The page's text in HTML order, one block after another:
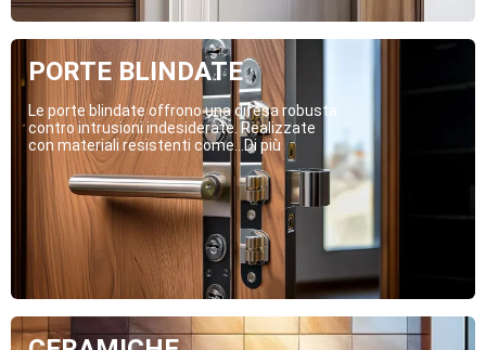
PORTE BLINDATE
Le porte blindate offrono una difesa robusta
contro intrusioni indesiderate. Realizzate
con materiali resistenti come...Di più